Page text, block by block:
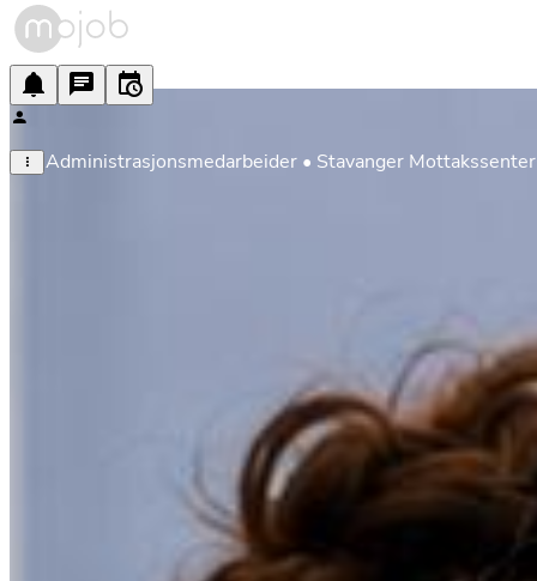
Administrasjonsmedarbeider • Stavanger Mottakssenter